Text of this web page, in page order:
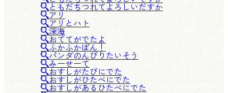
ともだちつれてよろしいだすか
アリ
アリとハト
深海
おててがでたよ
ふかふかぽん！
パンダのんびりたいそう
みーせーて
おすしがたびにでた
おすしがひたべにでた
おすしがあるひたべにでた